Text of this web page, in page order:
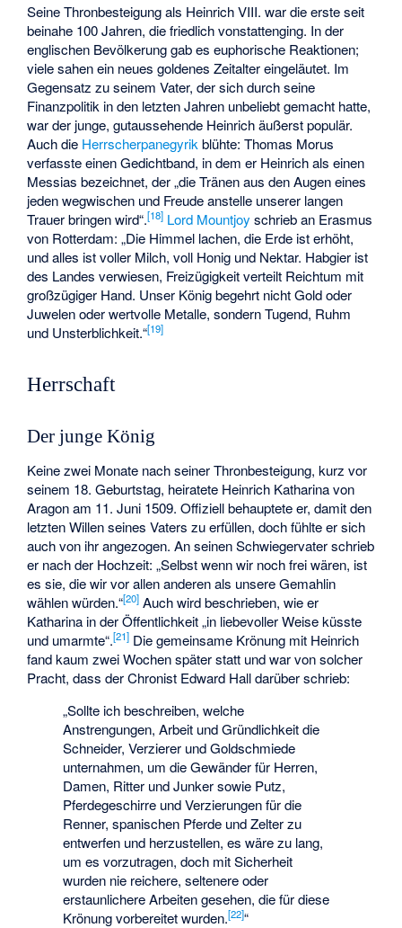
Seine Thronbesteigung als Heinrich VIII. war die erste seit
beinahe 100 Jahren, die friedlich vonstattenging. In der
englischen Bevölkerung gab es euphorische Reaktionen;
viele sahen ein neues goldenes Zeitalter eingeläutet. Im
Gegensatz zu seinem Vater, der sich durch seine
Finanzpolitik in den letzten Jahren unbeliebt gemacht hatte,
war der junge, gutaussehende Heinrich äußerst populär.
Auch die Herrscherpanegyrik blühte: Thomas Morus
verfasste einen Gedichtband, in dem er Heinrich als einen
Messias bezeichnet, der „die Tränen aus den Augen eines
jeden wegwischen und Freude anstelle unserer langen
Trauer bringen wird“.[18] Lord Mountjoy schrieb an Erasmus
von Rotterdam: „Die Himmel lachen, die Erde ist erhöht,
und alles ist voller Milch, voll Honig und Nektar. Habgier ist
des Landes verwiesen, Freizügigkeit verteilt Reichtum mit
großzügiger Hand. Unser König begehrt nicht Gold oder
Juwelen oder wertvolle Metalle, sondern Tugend, Ruhm
und Unsterblichkeit.“[19]
Herrschaft
Der junge König
Keine zwei Monate nach seiner Thronbesteigung, kurz vor
seinem 18. Geburtstag, heiratete Heinrich Katharina von
Aragon am 11. Juni 1509. Offiziell behauptete er, damit den
letzten Willen seines Vaters zu erfüllen, doch fühlte er sich
auch von ihr angezogen. An seinen Schwiegervater schrieb
er nach der Hochzeit: „Selbst wenn wir noch frei wären, ist
es sie, die wir vor allen anderen als unsere Gemahlin
wählen würden.“[20] Auch wird beschrieben, wie er
Katharina in der Öffentlichkeit „in liebevoller Weise küsste
und umarmte“.[21] Die gemeinsame Krönung mit Heinrich
fand kaum zwei Wochen später statt und war von solcher
Pracht, dass der Chronist Edward Hall darüber schrieb:
„Sollte ich beschreiben, welche
Anstrengungen, Arbeit und Gründlichkeit die
Schneider, Verzierer und Goldschmiede
unternahmen, um die Gewänder für Herren,
Damen, Ritter und Junker sowie Putz,
Pferdegeschirre und Verzierungen für die
Renner, spanischen Pferde und Zelter zu
entwerfen und herzustellen, es wäre zu lang,
um es vorzutragen, doch mit Sicherheit
wurden nie reichere, seltenere oder
erstaunlichere Arbeiten gesehen, die für diese
Krönung vorbereitet wurden.[22]“